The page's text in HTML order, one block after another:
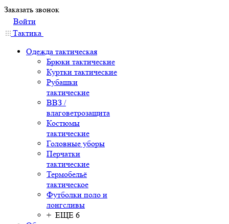
Заказать звонок
Войти
Тактика
Одежда тактическая
Брюки тактические
Куртки тактические
Рубашки
тактические
ВВЗ /
влаговетрозащита
Костюмы
тактические
Головные уборы
Перчатки
тактические
Термобельё
тактическое
Футболки поло и
лонгсливы
+ ЕЩЕ 6